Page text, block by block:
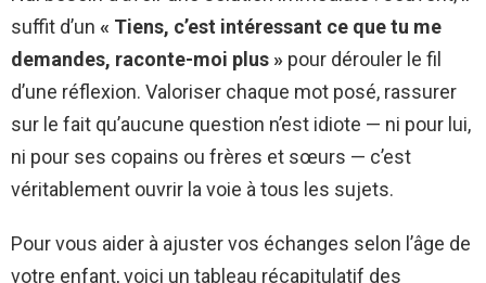
suffit d’un « Tiens, c’est intéressant ce que tu me
demandes, raconte-moi plus » pour dérouler le fil
d’une réflexion. Valoriser chaque mot posé, rassurer
sur le fait qu’aucune question n’est idiote — ni pour lui,
ni pour ses copains ou frères et sœurs — c’est
véritablement ouvrir la voie à tous les sujets.
Pour vous aider à ajuster vos échanges selon l’âge de
votre enfant, voici un tableau récapitulatif des